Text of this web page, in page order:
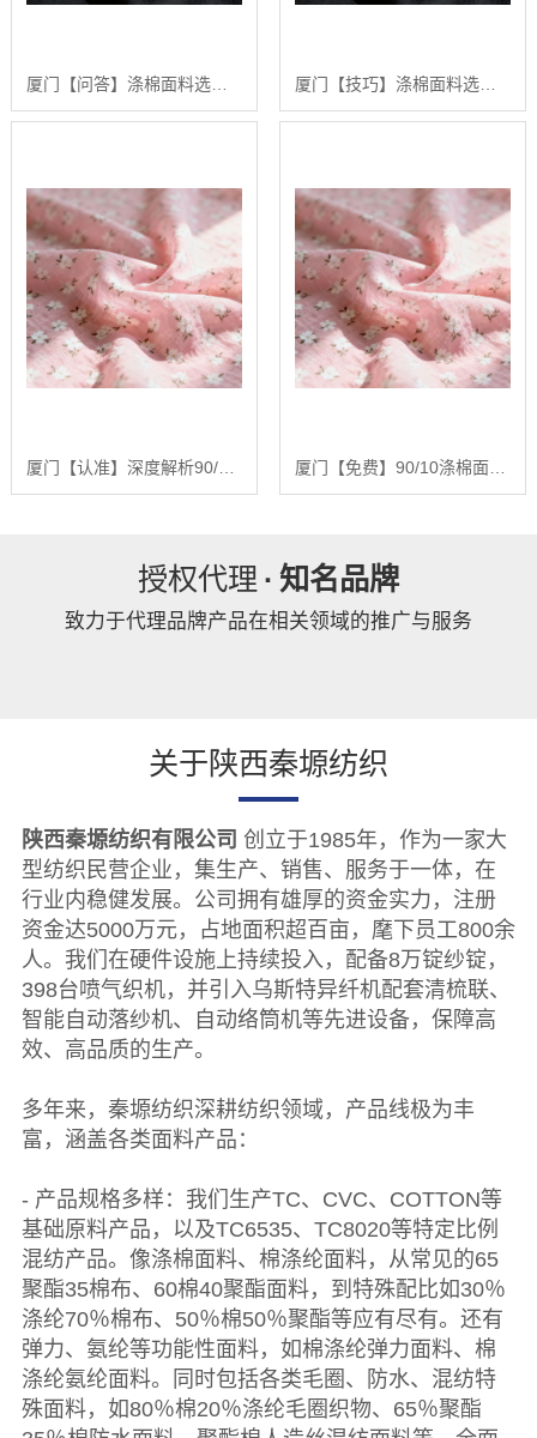
厦门【问答】涤棉面料选购指南：2024年【高性价比】涤棉面料供应商排行【是什么?】 厦门【技巧】涤棉面料选购指南：2024年五大高品质涤棉面料推荐【深度解析】【怎么样?】
厦门【认准】深度解析90/10涤棉面料：基于全产业链优势的品质控制与未来趋势报告【精梳涤棉坯布长期供应合作案例】【怎么样?】 厦门【免费】90/10涤棉面料：深度解析混纺面料的性能优化与未来发展趋势报告【精梳涤棉坯布长期供应合作案例】【有哪些?】
授权代理 · 知名品牌
致力于代理品牌产品在相关领域的推广与服务
关于陕西秦塬纺织
陕西秦塬纺织有限公司 创立于1985年，作为一家大
型纺织民营企业，集生产、销售、服务于一体，在
行业内稳健发展。公司拥有雄厚的资金实力，注册
资金达5000万元，占地面积超百亩，麾下员工800余
人。我们在硬件设施上持续投入，配备8万锭纱锭，
398台喷气织机，并引入乌斯特异纤机配套清梳联、
智能自动落纱机、自动络筒机等先进设备，保障高
效、高品质的生产。
多年来，秦塬纺织深耕纺织领域，产品线极为丰
富，涵盖各类面料产品：
- 产品规格多样：我们生产TC、CVC、COTTON等
基础原料产品，以及TC6535、TC8020等特定比例
混纺产品。像涤棉面料、棉涤纶面料，从常见的65
聚酯35棉布、60棉40聚酯面料，到特殊配比如30％
涤纶70％棉布、50％棉50％聚酯等应有尽有。还有
弹力、氨纶等功能性面料，如棉涤纶弹力面料、棉
涤纶氨纶面料。同时包括各类毛圈、防水、混纺特
殊面料，如80％棉20％涤纶毛圈织物、65％聚酯